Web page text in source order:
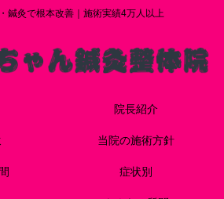
鍼灸で根本改善｜施術実績4万人以上
院長紹介
当院の施術方針
症状別